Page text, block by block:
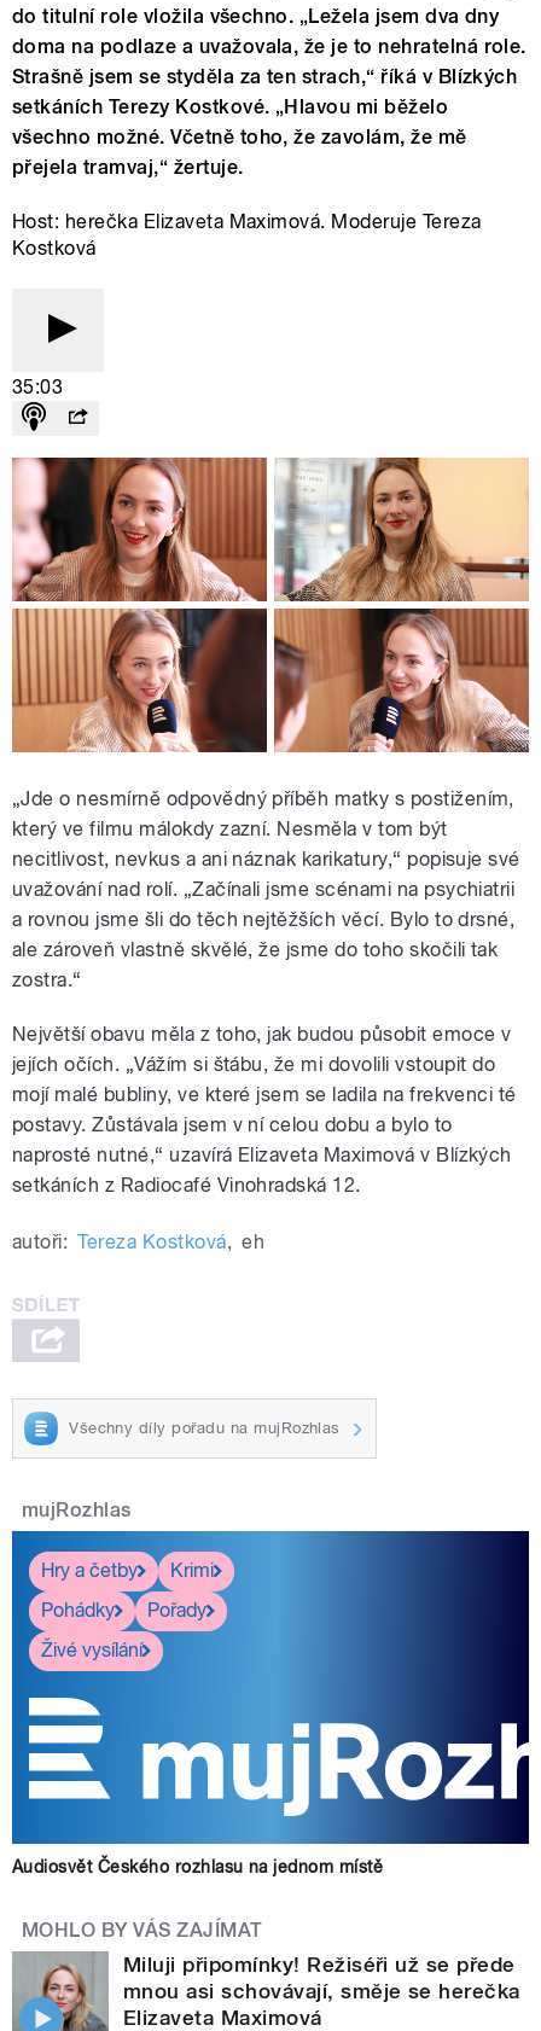
do titulní role vložila všechno. „Ležela jsem dva dny
doma na podlaze a uvažovala, že je to nehratelná role.
Strašně jsem se styděla za ten strach,“ říká v Blízkých
setkáních Terezy Kostkové. „Hlavou mi běželo
všechno možné. Včetně toho, že zavolám, že mě
přejela tramvaj,“ žertuje.
Host: herečka Elizaveta Maximová. Moderuje Tereza
Kostková
35:03
„Jde o nesmírně odpovědný příběh matky s postižením,
který ve filmu málokdy zazní. Nesměla v tom být
necitlivost, nevkus a ani náznak karikatury,“ popisuje své
uvažování nad rolí. „Začínali jsme scénami na psychiatrii
a rovnou jsme šli do těch nejtěžších věcí. Bylo to drsné,
ale zároveň vlastně skvělé, že jsme do toho skočili tak
zostra.“
Největší obavu měla z toho, jak budou působit emoce v
jejích očích. „Vážím si štábu, že mi dovolili vstoupit do
mojí malé bubliny, ve které jsem se ladila na frekvenci té
postavy. Zůstávala jsem v ní celou dobu a bylo to
naprosté nutné,“ uzavírá Elizaveta Maximová v Blízkých
setkáních z Radiocafé Vinohradská 12.
autoři: Tereza Kostková, eh
Všechny díly pořadu na mujRozhlas
mujRozhlas
Hry a četby
Krimi
Pohádky
Pořady
Živé vysílání
Audiosvět Českého rozhlasu na jednom místě
MOHLO BY VÁS ZAJÍMAT
Miluji připomínky! Režiséři už se přede
mnou asi schovávají, směje se herečka
Elizaveta Maximová